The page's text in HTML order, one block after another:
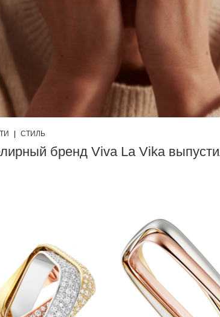
СТИЛЬ
бренд Viva La Vika